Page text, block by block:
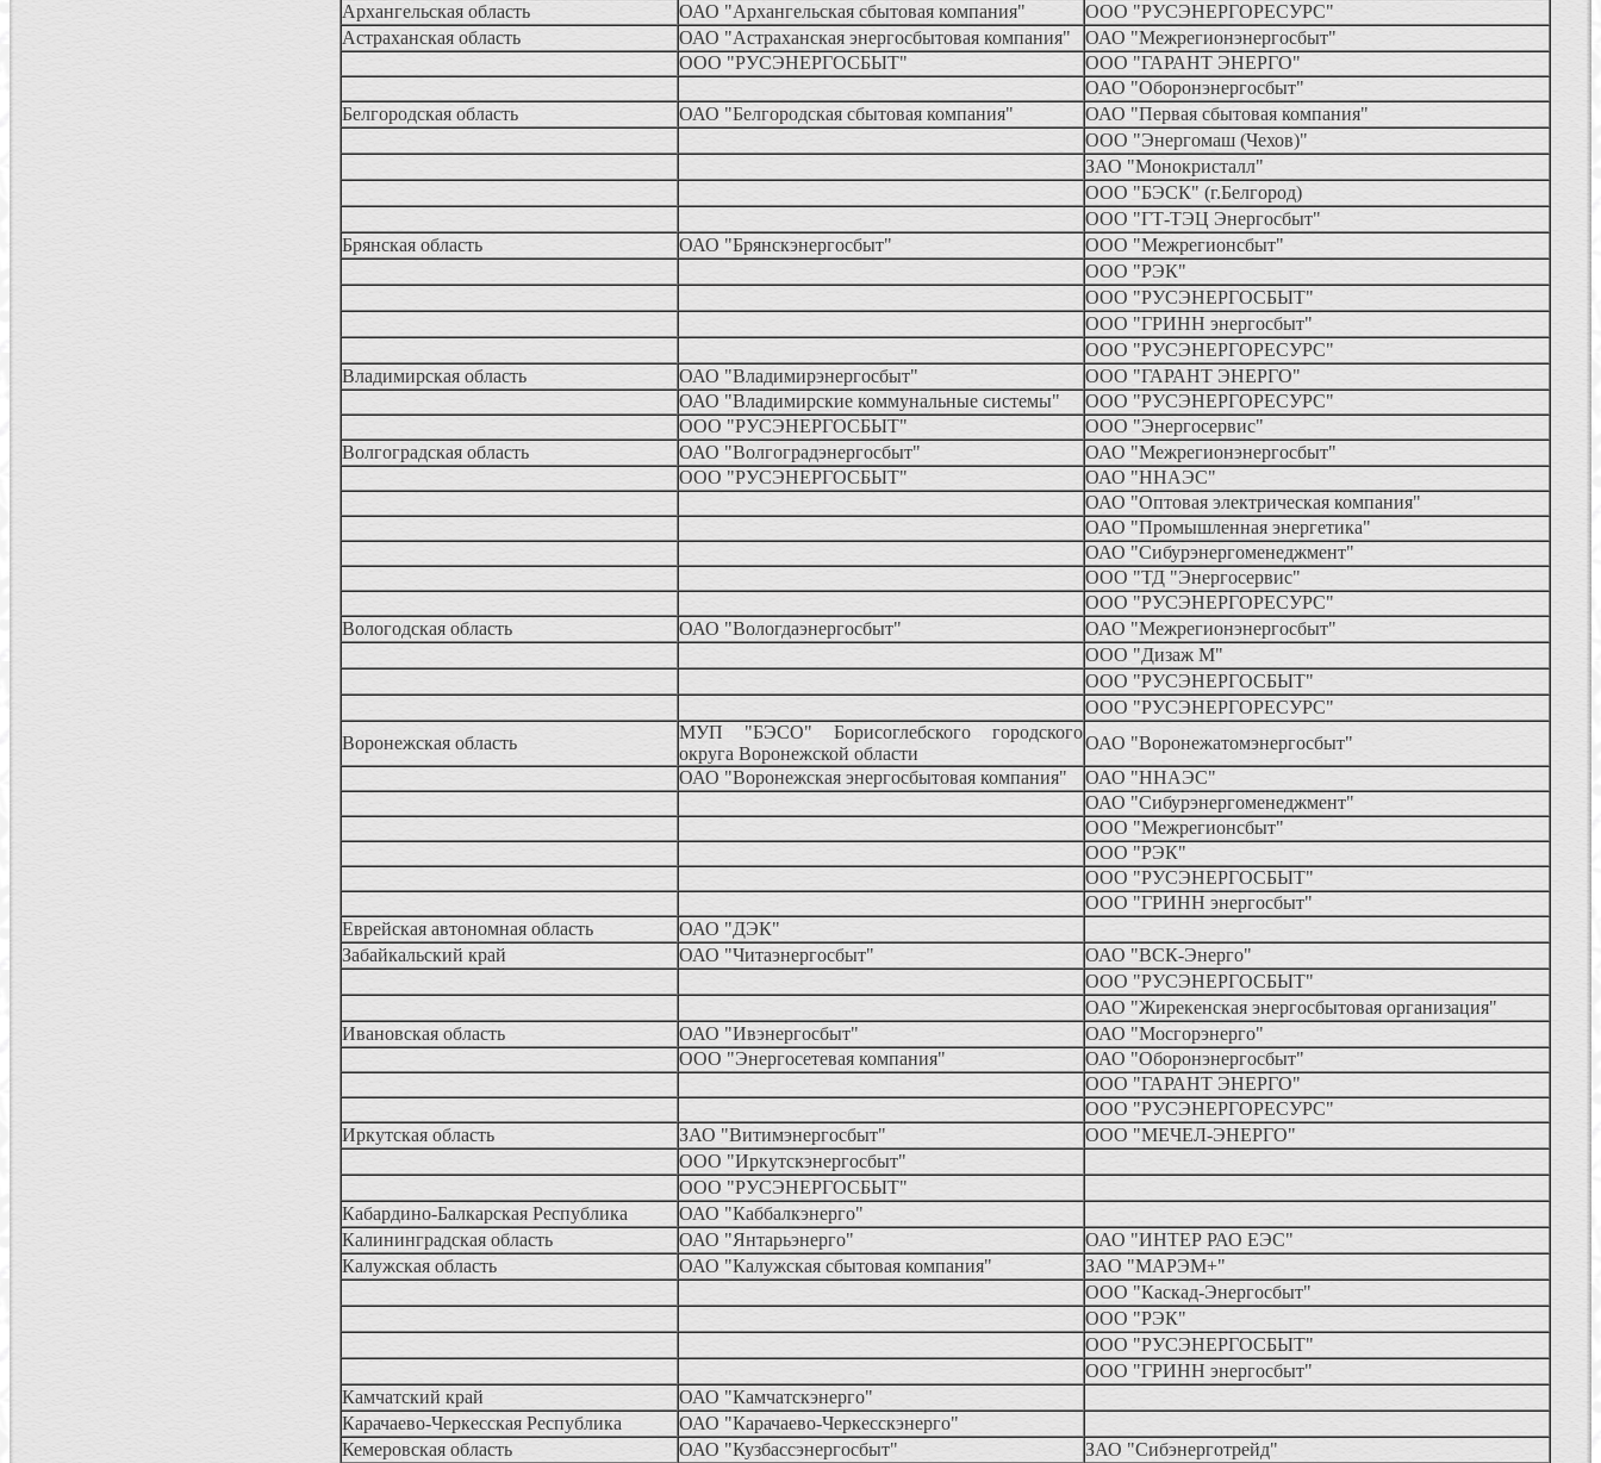
Архангельская область
ОАО "Архангельская сбытовая компания"
ООО "РУСЭНЕРГОРЕСУРС"
Астраханская область
ОАО "Астраханская энергосбытовая компания"
ОАО "Межрегионэнергосбыт"
ООО "РУСЭНЕРГОСБЫТ"
ООО "ГАРАНТ ЭНЕРГО"
ОАО "Оборонэнергосбыт"
Белгородская область
ОАО "Белгородская сбытовая компания"
ОАО "Первая сбытовая компания"
ООО "Энергомаш (Чехов)"
ЗАО "Монокристалл"
ООО "БЭСК" (г.Белгород)
ООО "ГТ-ТЭЦ Энергосбыт"
Брянская область
ОАО "Брянскэнергосбыт"
ООО "Межрегионсбыт"
ООО "РЭК"
ООО "РУСЭНЕРГОСБЫТ"
ООО "ГРИНН энергосбыт"
ООО "РУСЭНЕРГОРЕСУРС"
Владимирская область
ОАО "Владимирэнергосбыт"
ООО "ГАРАНТ ЭНЕРГО"
ОАО "Владимирские коммунальные системы"
ООО "РУСЭНЕРГОРЕСУРС"
ООО "РУСЭНЕРГОСБЫТ"
ООО "Энергосервис"
Волгоградская область
ОАО "Волгоградэнергосбыт"
ОАО "Межрегионэнергосбыт"
ООО "РУСЭНЕРГОСБЫТ"
ОАО "ННАЭС"
ОАО "Оптовая электрическая компания"
ОАО "Промышленная энергетика"
ОАО "Сибурэнергоменеджмент"
ООО "ТД "Энергосервис"
ООО "РУСЭНЕРГОРЕСУРС"
Вологодская область
ОАО "Вологдаэнергосбыт"
ОАО "Межрегионэнергосбыт"
ООО "Дизаж М"
ООО "РУСЭНЕРГОСБЫТ"
ООО "РУСЭНЕРГОРЕСУРС"
Воронежская область
МУП "БЭСО" Борисоглебского городского
округа Воронежской области
ОАО "Воронежатомэнергосбыт"
ОАО "Воронежская энергосбытовая компания"
ОАО "ННАЭС"
ОАО "Сибурэнергоменеджмент"
ООО "Межрегионсбыт"
ООО "РЭК"
ООО "РУСЭНЕРГОСБЫТ"
ООО "ГРИНН энергосбыт"
Еврейская автономная область
ОАО "ДЭК"
Забайкальский край
ОАО "Читаэнергосбыт"
ОАО "ВСК-Энерго"
ООО "РУСЭНЕРГОСБЫТ"
ОАО "Жирекенская энергосбытовая организация"
Ивановская область
ОАО "Ивэнергосбыт"
ОАО "Мосгорэнерго"
ООО "Энергосетевая компания"
ОАО "Оборонэнергосбыт"
ООО "ГАРАНТ ЭНЕРГО"
ООО "РУСЭНЕРГОРЕСУРС"
Иркутская область
ЗАО "Витимэнергосбыт"
ООО "МЕЧЕЛ-ЭНЕРГО"
ООО "Иркутскэнергосбыт"
ООО "РУСЭНЕРГОСБЫТ"
Кабардино-Балкарская Республика
ОАО "Каббалкэнерго"
Калининградская область
ОАО "Янтарьэнерго"
ОАО "ИНТЕР РАО ЕЭС"
Калужская область
ОАО "Калужская сбытовая компания"
ЗАО "МАРЭМ+"
ООО "Каскад-Энергосбыт"
ООО "РЭК"
ООО "РУСЭНЕРГОСБЫТ"
ООО "ГРИНН энергосбыт"
Камчатский край
ОАО "Камчатскэнерго"
Карачаево-Черкесская Республика
ОАО "Карачаево-Черкесскэнерго"
Кемеровская область
ОАО "Кузбассэнергосбыт"
ЗАО "Сибэнерготрейд"